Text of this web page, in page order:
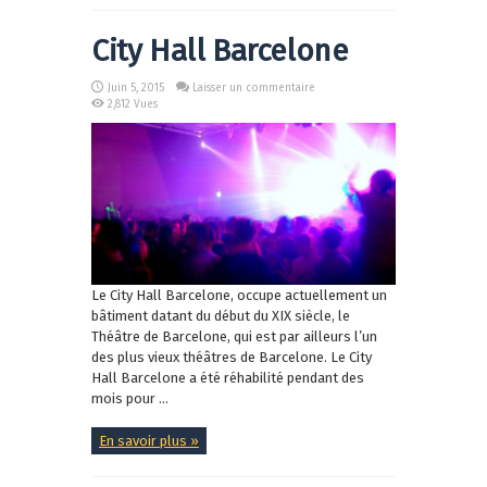
City Hall Barcelone
Juin 5, 2015
Laisser un commentaire
2,812 Vues
Le City Hall Barcelone, occupe actuellement un
bâtiment datant du début du XIX siècle, le
Théâtre de Barcelone, qui est par ailleurs l’un
des plus vieux théâtres de Barcelone. Le City
Hall Barcelone a été réhabilité pendant des
mois pour ...
En savoir plus »